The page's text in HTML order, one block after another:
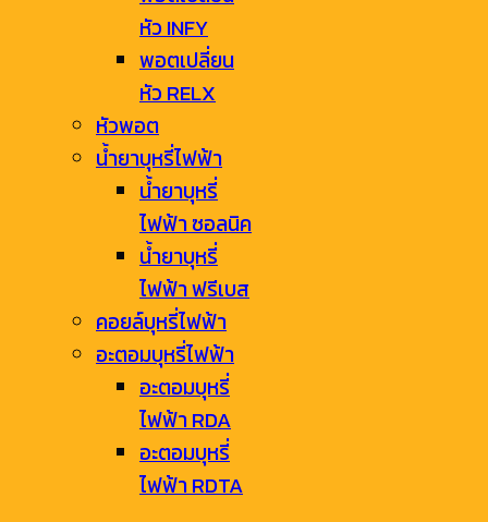
หัว INFY
พอตเปลี่ยน
หัว RELX
หัวพอต
น้ำยาบุหรี่ไฟฟ้า
น้ำยาบุหรี่
ไฟฟ้า ซอลนิค
น้ำยาบุหรี่
ไฟฟ้า ฟรีเบส
คอยล์บุหรี่ไฟฟ้า
อะตอมบุหรี่ไฟฟ้า
อะตอมบุหรี่
ไฟฟ้า RDA
อะตอมบุหรี่
ไฟฟ้า RDTA